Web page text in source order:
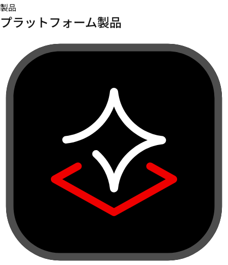
製品
プラットフォーム製品